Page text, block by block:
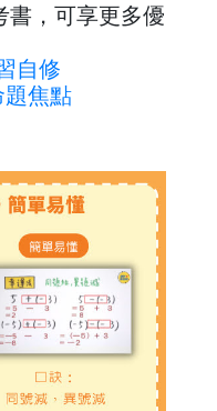
書，可享更多優
自修
題焦點